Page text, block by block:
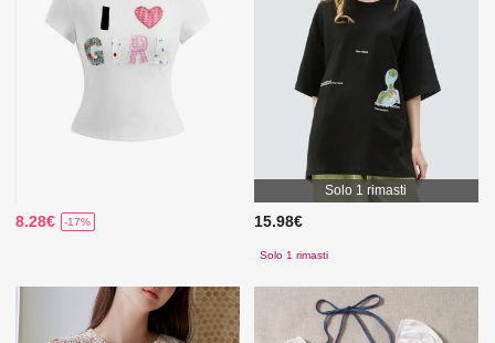
8.28€ -17%
Solo 1 rimasti
15.98€
Solo 1 rimasti